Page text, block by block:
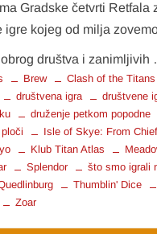
Gradske četvrti Retfala
igre kojeg od milja
društva i zanimljivih
Brew Clash of the Titans
društvena igra društvene
druženje petkom popodne
Isle of Skye: From
Klub Titan Atlas
Splendor što smo igrali
Thumblin' Dice
Zoar